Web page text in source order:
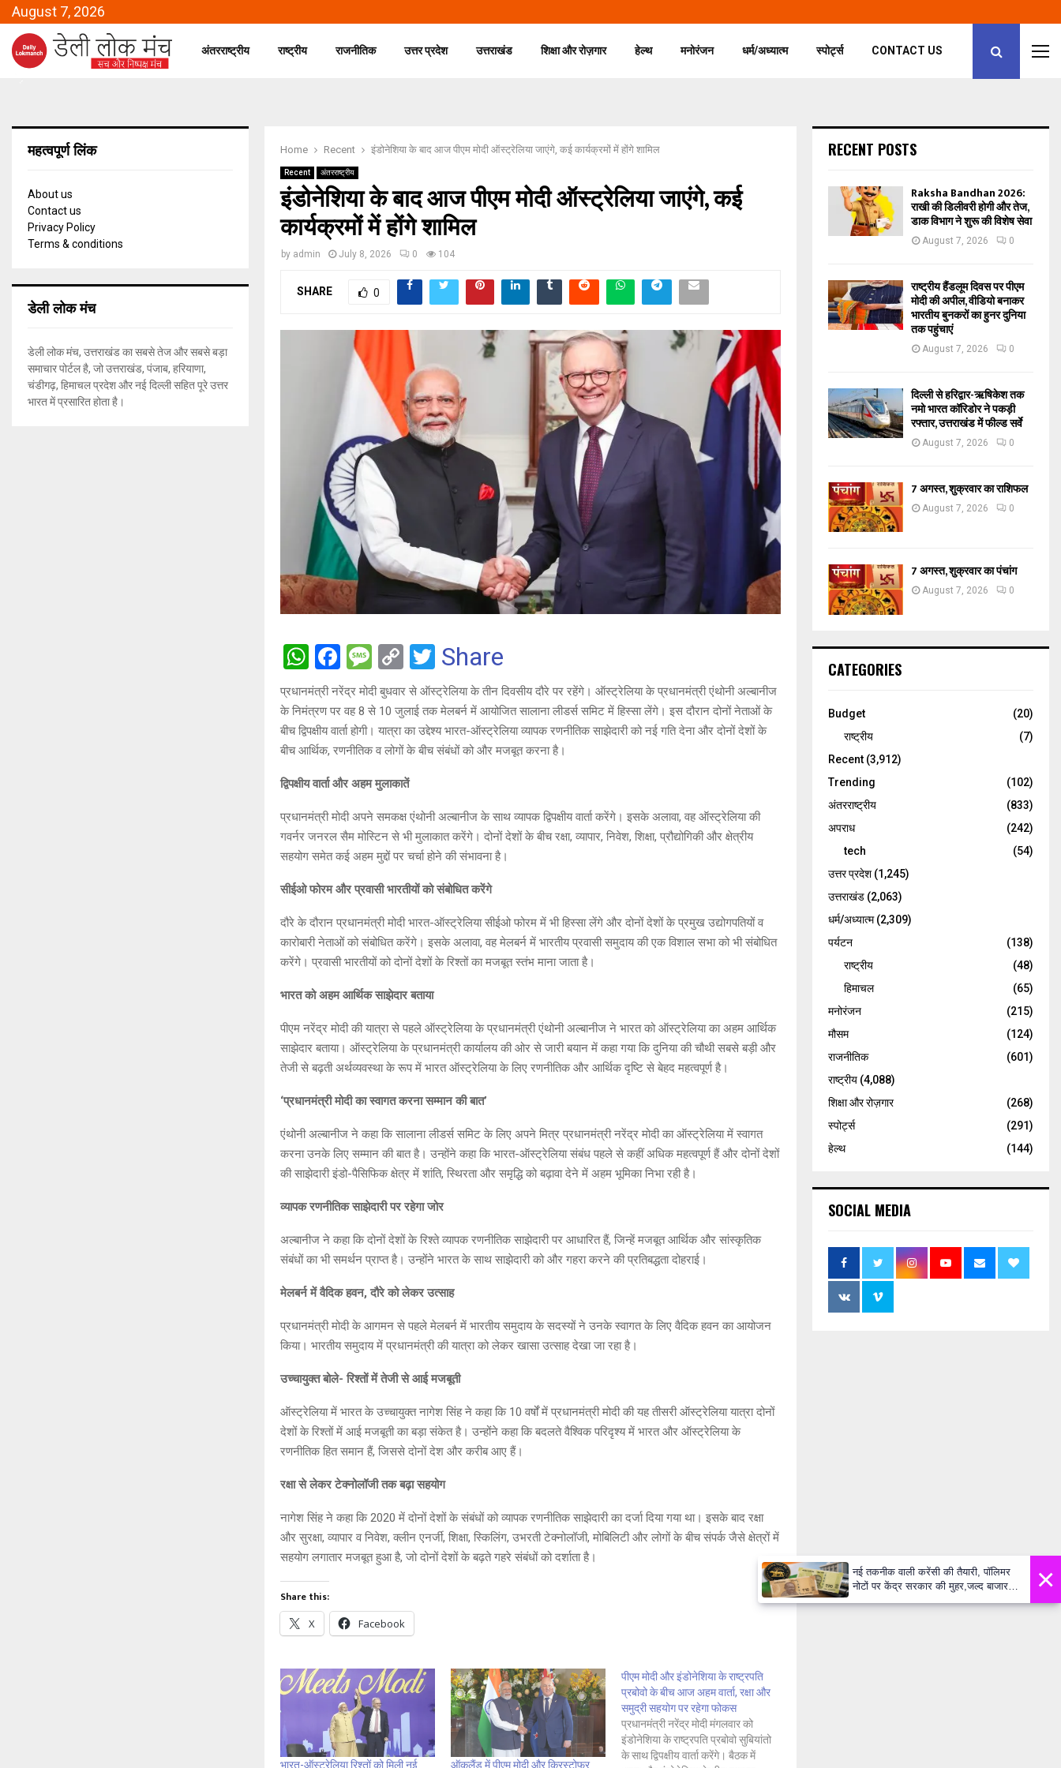
August 7, 2026
अंतरराष्ट्रीय राष्ट्रीय राजनीतिक उत्तर प्रदेश उत्तराखंड शिक्षा और रोज़गार हेल्थ मनोरंजन धर्म/अध्यात्म स्पोर्ट्स CONTACT US
Home Recent इंडोनेशिया के बाद आज पीएम मोदी ऑस्ट्रेलिया जाएंगे, कई कार्यक्रमों में होंगे शामिल
Recent अंतरराष्ट्रीय
इंडोनेशिया के बाद आज पीएम मोदी ऑस्ट्रेलिया जाएंगे, कई
कार्यक्रमों में होंगे शामिल
by admin July 8, 2026 0 104
SHARE 0
W
h
at
s
A
p
p
F
a
ce
b
o
o
k
M
es
s
a
g
e
C
o
py
Li
n
k
T
wi
tt
er
Share
प्रधानमंत्री नरेंद्र मोदी बुधवार से ऑस्ट्रेलिया के तीन दिवसीय दौरे पर रहेंगे। ऑस्ट्रेलिया के प्रधानमंत्री एंथोनी अल्बानीज
के निमंत्रण पर वह 8 से 10 जुलाई तक मेलबर्न में आयोजित सालाना लीडर्स समिट में हिस्सा लेंगे। इस दौरान दोनों नेताओं के
बीच द्विपक्षीय वार्ता होगी। यात्रा का उद्देश्य भारत-ऑस्ट्रेलिया व्यापक रणनीतिक साझेदारी को नई गति देना और दोनों देशों के
बीच आर्थिक, रणनीतिक व लोगों के बीच संबंधों को और मजबूत करना है।
द्विपक्षीय वार्ता और अहम मुलाकातें
प्रधानमंत्री मोदी अपने समकक्ष एंथोनी अल्बानीज के साथ व्यापक द्विपक्षीय वार्ता करेंगे। इसके अलावा, वह ऑस्ट्रेलिया की
गवर्नर जनरल सैम मोस्टिन से भी मुलाकात करेंगे। दोनों देशों के बीच रक्षा, व्यापार, निवेश, शिक्षा, प्रौद्योगिकी और क्षेत्रीय
सहयोग समेत कई अहम मुद्दों पर चर्चा होने की संभावना है।
सीईओ फोरम और प्रवासी भारतीयों को संबोधित करेंगे
दौरे के दौरान प्रधानमंत्री मोदी भारत-ऑस्ट्रेलिया सीईओ फोरम में भी हिस्सा लेंगे और दोनों देशों के प्रमुख उद्योगपतियों व
कारोबारी नेताओं को संबोधित करेंगे। इसके अलावा, वह मेलबर्न में भारतीय प्रवासी समुदाय की एक विशाल सभा को भी संबोधित
करेंगे। प्रवासी भारतीयों को दोनों देशों के रिश्तों का मजबूत स्तंभ माना जाता है।
भारत को अहम आर्थिक साझेदार बताया
पीएम नरेंद्र मोदी की यात्रा से पहले ऑस्ट्रेलिया के प्रधानमंत्री एंथोनी अल्बानीज ने भारत को ऑस्ट्रेलिया का अहम आर्थिक
साझेदार बताया। ऑस्ट्रेलिया के प्रधानमंत्री कार्यालय की ओर से जारी बयान में कहा गया कि दुनिया की चौथी सबसे बड़ी और
तेजी से बढ़ती अर्थव्यवस्था के रूप में भारत ऑस्ट्रेलिया के लिए रणनीतिक और आर्थिक दृष्टि से बेहद महत्वपूर्ण है।
‘प्रधानमंत्री मोदी का स्वागत करना सम्मान की बात’
एंथोनी अल्बानीज ने कहा कि सालाना लीडर्स समिट के लिए अपने मित्र प्रधानमंत्री नरेंद्र मोदी का ऑस्ट्रेलिया में स्वागत
करना उनके लिए सम्मान की बात है। उन्होंने कहा कि भारत-ऑस्ट्रेलिया संबंध पहले से कहीं अधिक महत्वपूर्ण हैं और दोनों देशों
की साझेदारी इंडो-पैसिफिक क्षेत्र में शांति, स्थिरता और समृद्धि को बढ़ावा देने में अहम भूमिका निभा रही है।
व्यापक रणनीतिक साझेदारी पर रहेगा जोर
अल्बानीज ने कहा कि दोनों देशों के रिश्ते व्यापक रणनीतिक साझेदारी पर आधारित हैं, जिन्हें मजबूत आर्थिक और सांस्कृतिक
संबंधों का भी समर्थन प्राप्त है। उन्होंने भारत के साथ साझेदारी को और गहरा करने की प्रतिबद्धता दोहराई।
मेलबर्न में वैदिक हवन, दौरे को लेकर उत्साह
प्रधानमंत्री मोदी के आगमन से पहले मेलबर्न में भारतीय समुदाय के सदस्यों ने उनके स्वागत के लिए वैदिक हवन का आयोजन
किया। भारतीय समुदाय में प्रधानमंत्री की यात्रा को लेकर खासा उत्साह देखा जा रहा है।
उच्चायुक्त बोले- रिश्तों में तेजी से आई मजबूती
ऑस्ट्रेलिया में भारत के उच्चायुक्त नागेश सिंह ने कहा कि 10 वर्षों में प्रधानमंत्री मोदी की यह तीसरी ऑस्ट्रेलिया यात्रा दोनों
देशों के रिश्तों में आई मजबूती का बड़ा संकेत है। उन्होंने कहा कि बदलते वैश्विक परिदृश्य में भारत और ऑस्ट्रेलिया के
रणनीतिक हित समान हैं, जिससे दोनों देश और करीब आए हैं।
रक्षा से लेकर टेक्नोलॉजी तक बढ़ा सहयोग
नागेश सिंह ने कहा कि 2020 में दोनों देशों के संबंधों को व्यापक रणनीतिक साझेदारी का दर्जा दिया गया था। इसके बाद रक्षा
और सुरक्षा, व्यापार व निवेश, क्लीन एनर्जी, शिक्षा, स्किलिंग, उभरती टेक्नोलॉजी, मोबिलिटी और लोगों के बीच संपर्क जैसे क्षेत्रों में
सहयोग लगातार मजबूत हुआ है, जो दोनों देशों के बढ़ते गहरे संबंधों को दर्शाता है।
Share this:
X Facebook
भारत-ऑस्ट्रेलिया रिश्तों को मिली नई
ऑकलैंड में पीएम मोदी और क्रिस्टोफर
पीएम मोदी और इंडोनेशिया के राष्ट्रपति
प्रबोवो के बीच आज अहम वार्ता, रक्षा और
समुद्री सहयोग पर रहेगा फोकस
प्रधानमंत्री नरेंद्र मोदी मंगलवार को
इंडोनेशिया के राष्ट्रपति प्रबोवो सुबियांतो
के साथ द्विपक्षीय वार्ता करेंगे। बैठक में
महत्वपूर्ण लिंक
About us
Contact us
Privacy Policy
Terms & conditions
डेली लोक मंच
डेली लोक मंच, उत्तराखंड का सबसे तेज और सबसे बड़ा
समाचार पोर्टल है, जो उत्तराखंड, पंजाब, हरियाणा,
चंडीगढ़, हिमाचल प्रदेश और नई दिल्ली सहित पूरे उत्तर
भारत में प्रसारित होता है।
RECENT POSTS
Raksha Bandhan 2026:
राखी की डिलीवरी होगी और तेज,
डाक विभाग ने शुरू की विशेष सेवा
August 7, 2026 0
राष्ट्रीय हैंडलूम दिवस पर पीएम
मोदी की अपील, वीडियो बनाकर
भारतीय बुनकरों का हुनर दुनिया
तक पहुंचाएं
August 7, 2026 0
दिल्ली से हरिद्वार-ऋषिकेश तक
नमो भारत कॉरिडोर ने पकड़ी
रफ्तार, उत्तराखंड में फील्ड सर्वे
August 7, 2026 0
7 अगस्त, शुक्रवार का राशिफल
August 7, 2026 0
7 अगस्त, शुक्रवार का पंचांग
August 7, 2026 0
CATEGORIES
Budget
(20)
राष्ट्रीय
(7)
Recent (3,912)
Trending
(102)
अंतरराष्ट्रीय
(833)
अपराध
(242)
tech
(54)
उत्तर प्रदेश(1,245)
उत्तराखंड (2,063)
धर्म/अध्यात्म(2,309)
पर्यटन
(138)
राष्ट्रीय
(48)
हिमाचल
(65)
मनोरंजन
(215)
मौसम
(124)
राजनीतिक
(601)
राष्ट्रीय (4,088)
शिक्षा और रोज़गार
(268)
स्पोर्ट्स
(291)
हेल्थ
(144)
SOCIAL MEDIA
×
नई तकनीक वाली करेंसी की तैयारी, पॉलिमर
नोटों पर केंद्र सरकार की मुहर,जल्द बाजार में
दिखेंगे प्लास्टिक के ₹10 और ₹20 के नोट -